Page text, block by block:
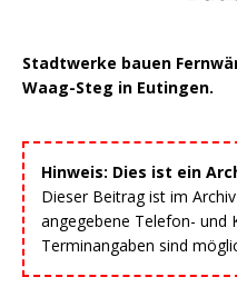
Stadtwerke bauen
Waag-Steg in Eutingen.
Hinweis: Dies ist ein
Dieser Beitrag ist im
angegebene Telefon- und
Terminangaben sind